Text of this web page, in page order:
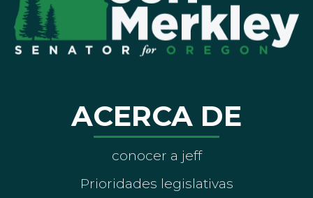
ACERCA DE
conocer a jeff
Prioridades legislativas